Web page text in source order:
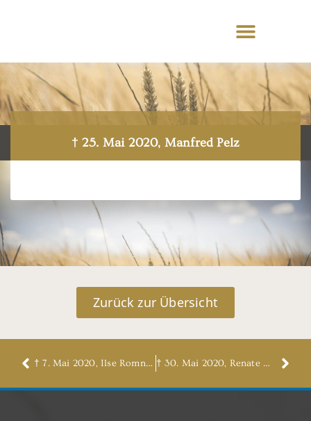
† 25. Mai 2020, Manfred Pelz
Zurück zur Übersicht
† 7. Mai 2020, Ilse Romnonek, geb. Maack † 30. Mai 2020, Renate Müller, geb. Hilmer